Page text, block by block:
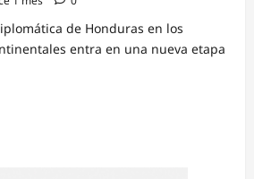
de Honduras en los
entra en una nueva etapa